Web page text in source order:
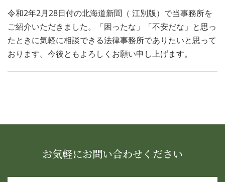
令和2年2月28日付の北海道新聞（ 江別版）で当事務所を
ご紹介いただきました。「困ったな」「不安だな」と思っ
たときに気軽に相談できる法律事務所でありたいと思って
おります。今後ともよろしくお願い申し上げます。
お気軽にお問い合わせください